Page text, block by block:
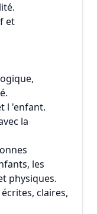
et
l 'enfant.
la
les
physiques.
claires,